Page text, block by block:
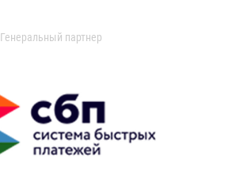
Генеральный партнер